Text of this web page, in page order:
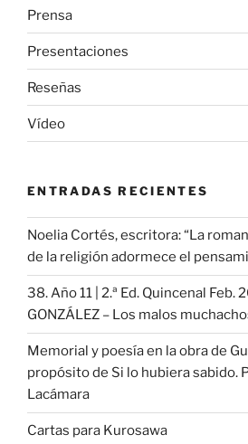
Prensa
Presentaciones
Reseñas
Vídeo
ENTRADAS RECIENTES
Noelia Cortés, escritora: “La
de la religión adormece el
38. Año 11 | 2.ª Ed. Quincenal Feb.
GONZÁLEZ – Los malos
Memorial y poesía en la obra de
propósito de Si lo hubiera sabido.
Lacámara
Cartas para Kurosawa